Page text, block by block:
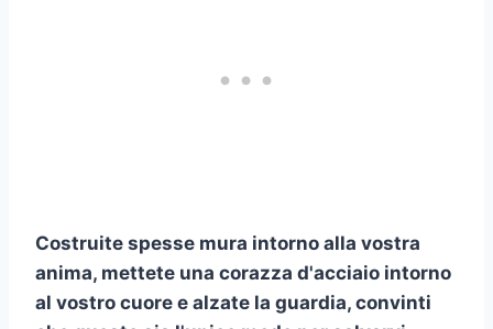
Costruite spesse mura intorno alla vostra
anima, mettete una corazza d'acciaio intorno
al vostro cuore e alzate la guardia, convinti